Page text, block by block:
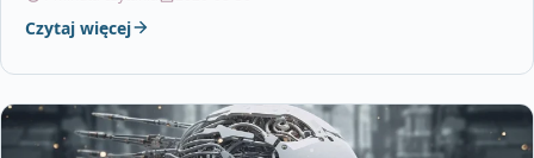
Czytaj więcej